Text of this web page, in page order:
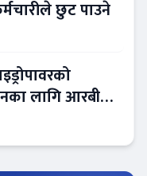
छुट पाउने
लागि आरबीबी